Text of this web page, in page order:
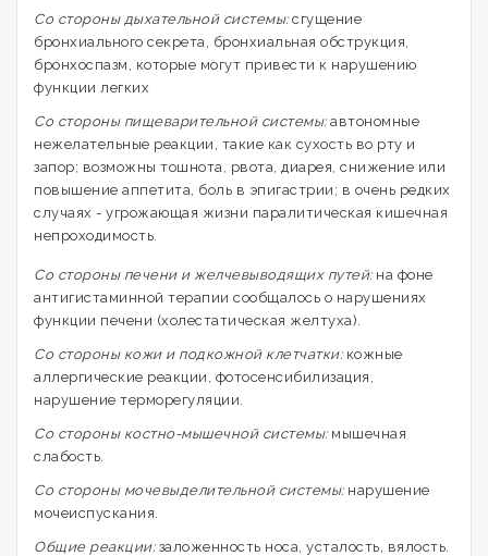
Со стороны дыхательной системы:сгущение
бронхиального секрета, бронхиальная обструкция,
бронхоспазм, которые могут привести к нарушению
функции легких
Со стороны пищеварительной системы:автономные
нежелательные реакции, такие как сухость во рту и
запор; возможны тошнота, рвота, диарея, снижение или
повышение аппетита, боль в эпигастрии; в очень редких
случаях - угрожающая жизни паралитическая кишечная
непроходимость.
Со стороны печени и желчевыводящих путей:на фоне
антигистаминной терапии сообщалось о нарушениях
функции печени (холестатическая желтуха).
Со стороны кожи и подкожной клетчатки:кожные
аллергические реакции, фотосенсибилизация,
нарушение терморегуляции.
Со стороны костно-мышечной системы:мышечная
слабость.
Со стороны мочевыделительной системы:нарушение
мочеиспускания.
Общие реакции:заложенность носа, усталость, вялость.